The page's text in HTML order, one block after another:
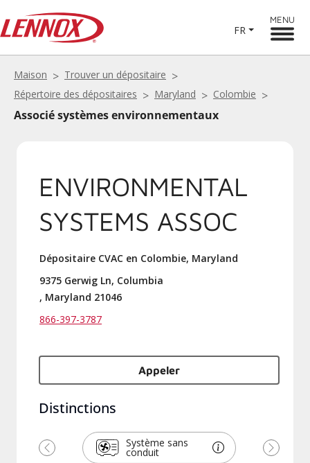
FR
MENU
Maison
Trouver un dépositaire
Répertoire des dépositaires
Maryland Colombie
Associé systèmes environnementaux
ENVIRONMENTAL
SYSTEMS ASSOC
Dépositaire CVAC en Colombie, Maryland
9375 Gerwig Ln, Columbia
, Maryland 21046
866-397-3787
Appeler
Distinctions
Système sans
conduit
Previous Next